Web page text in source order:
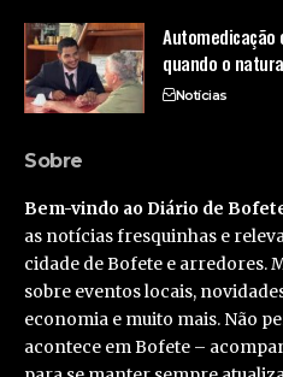
quando o
Notícias
Sobre
Bem-vindo ao Diário de
as notícias fresquinhas e
cidade de Bofete e arredores.
sobre eventos locais,
economia e muito mais. Não
acontece em Bofete –